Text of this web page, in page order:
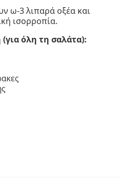
ω-3 λιπαρά οξέα και
ισορροπία.
όλη τη σαλάτα):